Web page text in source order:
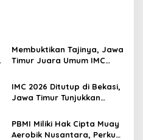
Membuktikan Tajinya, Jawa
Timur Juara Umum IMC
IMC 2026 Ditutup di Bekasi,
Jawa Timur Tunjukkan
Muaythai
PBMI Miliki Hak Cipta Muay
Aerobik Nusantara, Perkuat